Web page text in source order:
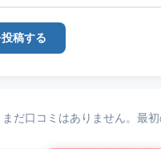
稿する
まだ口コミはありません。最